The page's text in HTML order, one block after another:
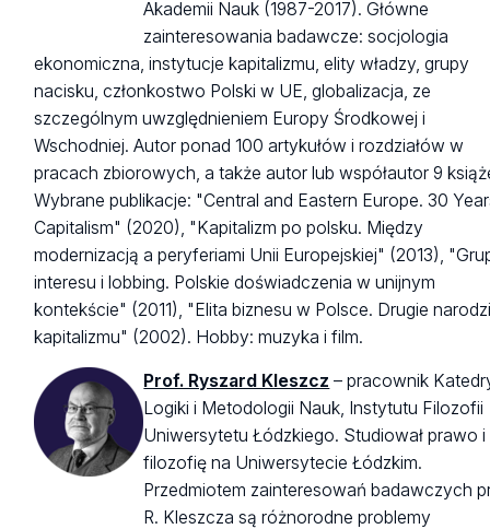
Akademii Nauk (1987-2017). Główne
zainteresowania badawcze: socjologia
ekonomiczna, instytucje kapitalizmu, elity władzy, grupy
nacisku, członkostwo Polski w UE, globalizacja, ze
szczególnym uwzględnieniem Europy Środkowej i
Wschodniej. Autor ponad 100 artykułów i rozdziałów w
pracach zbiorowych, a także autor lub współautor 9
Wybrane publikacje: "Central and Eastern Europe. 30
Capitalism" (2020), "Kapitalizm po polsku. Między
modernizacją a peryferiami Unii Europejskiej" (2013),
interesu i lobbing. Polskie doświadczenia w unijnym
kontekście" (2011), "Elita biznesu w Polsce. Drugie
kapitalizmu" (2002). Hobby: muzyka i film.
Prof. Ryszard Kleszcz – pracownik
Logiki i Metodologii Nauk, Instytutu Filozofii
Uniwersytetu Łódzkiego. Studiował prawo i
filozofię na Uniwersytecie Łódzkim.
Przedmiotem zainteresowań badawczych
R. Kleszcza są różnorodne problemy